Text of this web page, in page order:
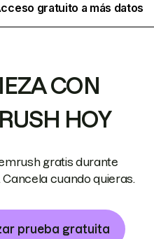
gratuito a más datos
CON
HOY
gratis durante
Cancela cuando quieras.
prueba gratuita